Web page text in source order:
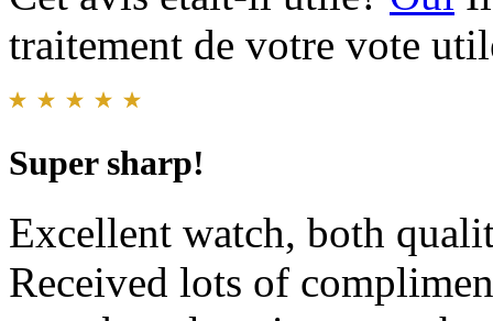
traitement de votre vote
Super sharp!
Excellent watch, both
Received lots of